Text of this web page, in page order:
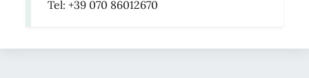
Tel: +39 070 86012670